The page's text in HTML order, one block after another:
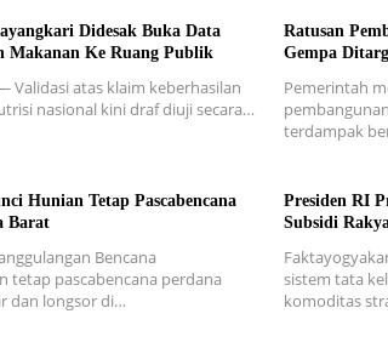
Didesak Buka Data
Makanan Ke Ruang Publik
Validasi atas klaim keberhasilan
nasional kini draf diuji secara…
Ratusan
Gempa
Pemerintah
terdampak
Hunian Tetap Pascabencana
Barat
Bencana
tetap pascabencana perdana
dan longsor di…
Presiden RI
Subsidi
sistem tata
komoditas